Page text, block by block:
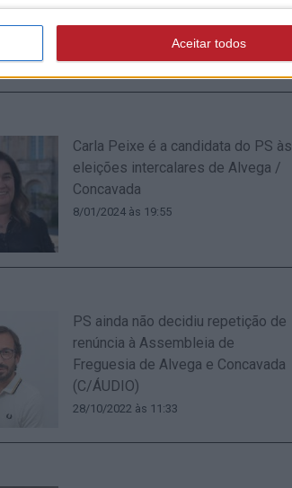
Aceitar todos
/ Concavada
10/01/2024 às 13:22
Carla Peixe é a candidata do PS às
eleições intercalares de Alvega /
Concavada
8/01/2024 às 19:55
PS ainda não decidiu repetição de
renúncia à Assembleia de
Freguesia de Alvega e Concavada
(C/ÁUDIO)
28/10/2022 às 11:33